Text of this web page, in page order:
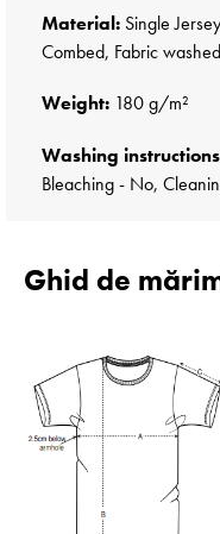
Material: Single
Combed, Fabric washed
Weight: 180 g/m²
Washing
Bleaching - No,
Ghid de